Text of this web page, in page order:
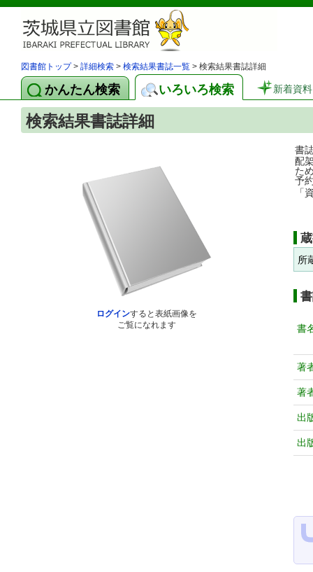
図書館トップ> 詳細検索 > 検索結果書誌一覧 > 検索結果書誌詳細
かんたん検索 いろいろ検索 新着資料
検索結果書誌詳細
ログインすると表紙画像を
ご覧になれます
書
配
た
予
「
所
書
著
著
出
出